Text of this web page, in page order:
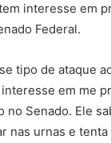
interesse em
Federal.
tipo de ataque
em me
no Senado. Ele
nas urnas e